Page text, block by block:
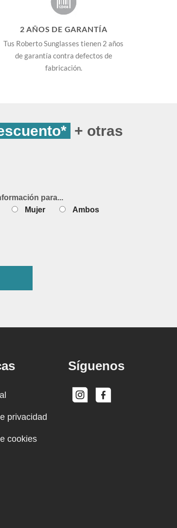
2 AÑOS DE GARANTÍA
Tus Roberto Sunglasses tienen 2 años
de garantía contra defectos de
fabricación.
+ otras
para...
Mujer Ambos
privacidad
cookies
Síguenos